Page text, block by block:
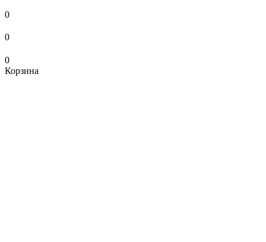
0
0
0
Корзина